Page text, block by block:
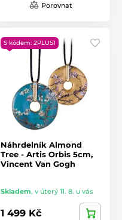
Porovnat
S kódem: 2PLUS1
Náhrdelník Almond
Tree - Artis Orbis 5cm,
Vincent Van Gogh
Skladem, v úterý 11. 8. u vás
1 499 Kč